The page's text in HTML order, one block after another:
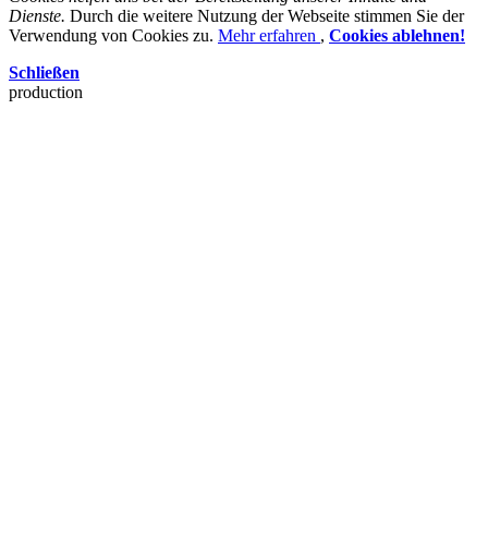
Dienste. Durch die weitere Nutzung der Webseite stimmen Sie der
Verwendung von Cookies zu. Mehr erfahren , Cookies ablehnen!
Schließen
production